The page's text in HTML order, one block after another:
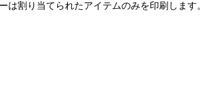
割り当てられたアイテムのみを印刷します。